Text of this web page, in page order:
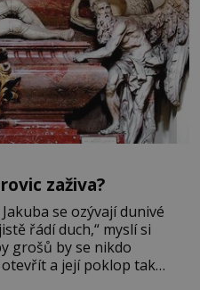
zaživa?
se ozývají dunivé
řádí duch,“ myslí si
grošů by se nikdo
a její poklop tak